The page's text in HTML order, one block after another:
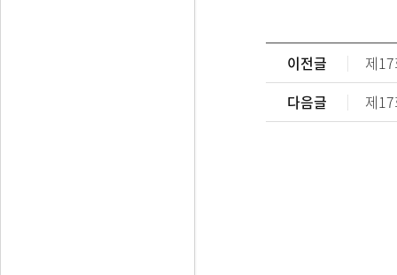
이전글
제
다음글
제